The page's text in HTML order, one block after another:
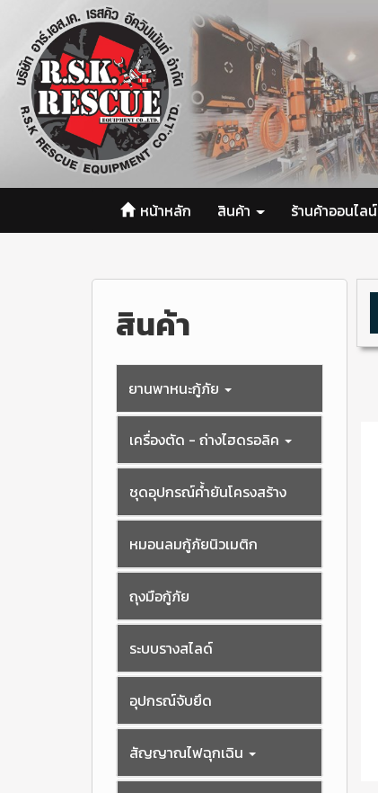
หน้าหลัก สินค้า ร้านค้าออนไลน์
สินค้า
ยานพาหนะกู้ภัย
เครื่องตัด - ถ่างไฮดรอลิค
ชุดอุปกรณ์ค้ำยันโครงสร้าง
หมอนลมกู้ภัยนิวเมติก
ถุงมือกู้ภัย
ระบบรางสไลด์
อุปกรณ์จับยึด
สัญญาณไฟฉุกเฉิน